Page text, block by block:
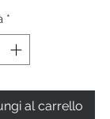
*
al carrello